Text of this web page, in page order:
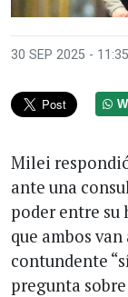
30 SEP 2025 - 11:35
Milei
ante una
poder entre su
que ambos
contundente
pregunta